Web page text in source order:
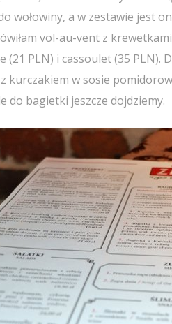
wołowiny, a w zestawie jest
vol-au-vent z
(21 PLN) i cassoulet (35 PLN).
kurczakiem w sosie
do bagietki jeszcze dojdziemy.